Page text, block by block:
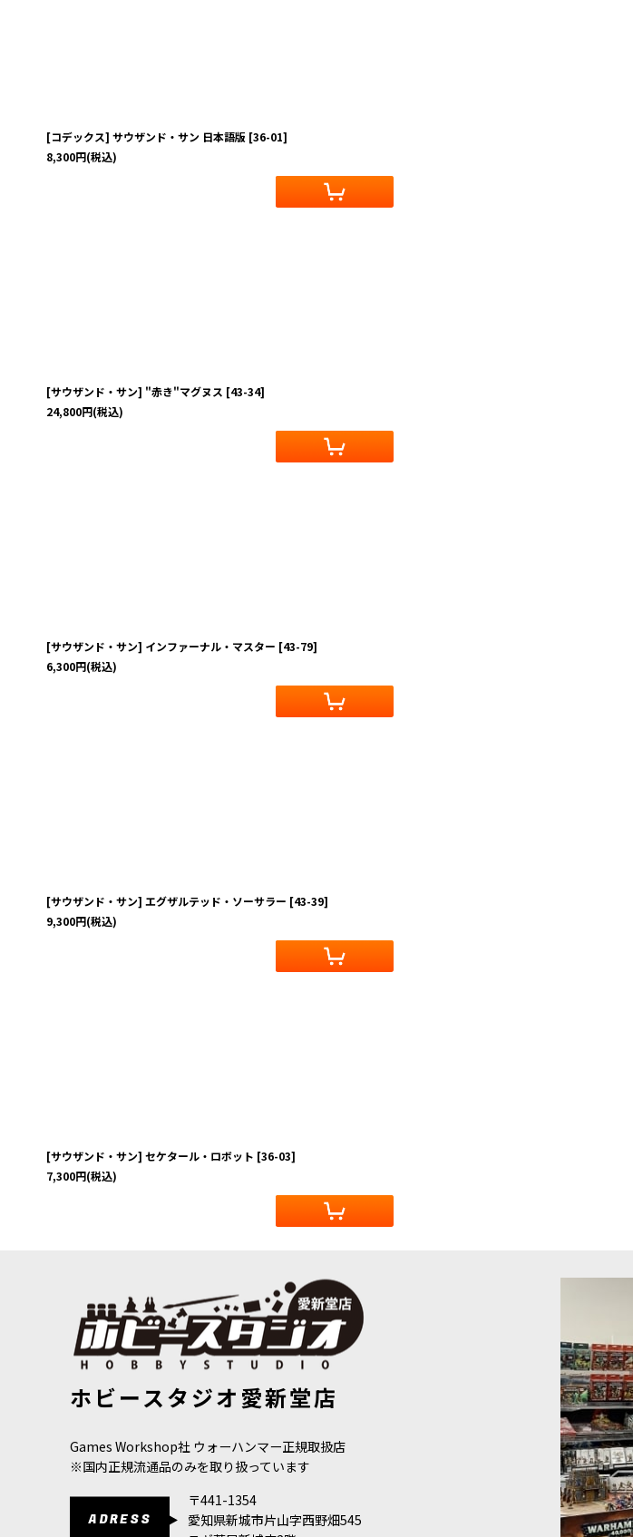
[コデックス] サウザンド・サン 日本語版 [36-01]
8,300円(税込)
[サウザンド・サン] "赤き"マグヌス [43-34]
24,800円(税込)
[サウザンド・サン] インファーナル・マスター [43-79]
6,300円(税込)
[サウザンド・サン] エグザルテッド・ソーサラー [43-39]
9,300円(税込)
[サウザンド・サン] セケタール・ロボット [36-03]
7,300円(税込)
ホビースタジオ愛新堂店
Games Workshop社 ウォーハンマー正規取扱店
※国内正規流通品のみを取り扱っています
ADRESS
〒441-1354
愛知県新城市片山字西野畑545